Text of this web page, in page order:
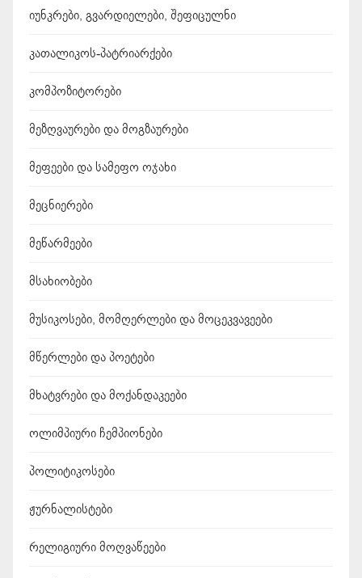
იუნკრები, გვარდიელები, შეფიცულნი
კათალიკოს-პატრიარქები
კომპოზიტორები
მეზღვაურები და მოგზაურები
მეფეები და სამეფო ოჯახი
მეცნიერები
მეწარმეები
მსახიობები
მუსიკოსები, მომღერლები და მოცეკვავეები
მწერლები და პოეტები
მხატვრები და მოქანდაკეები
ოლიმპიური ჩემპიონები
პოლიტიკოსები
ჟურნალისტები
რელიგიური მოღვაწეები